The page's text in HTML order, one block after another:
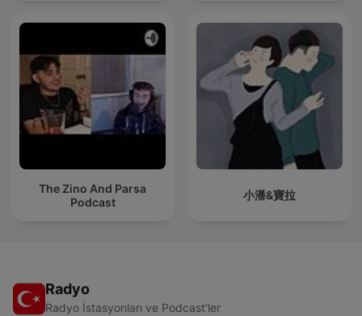
The Zino And Parsa
Podcast
小潘&寶拉
Radyo
Radyo İstasyonları ve Podcast'ler